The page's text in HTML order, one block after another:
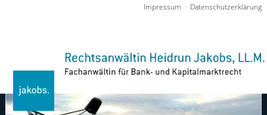
Zur Navigation springen Datenschutzerklärung
Impressum